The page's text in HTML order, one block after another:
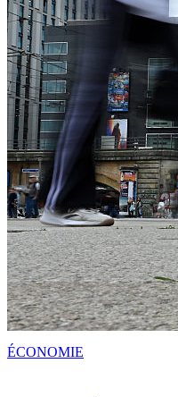
ÉCONOMIE